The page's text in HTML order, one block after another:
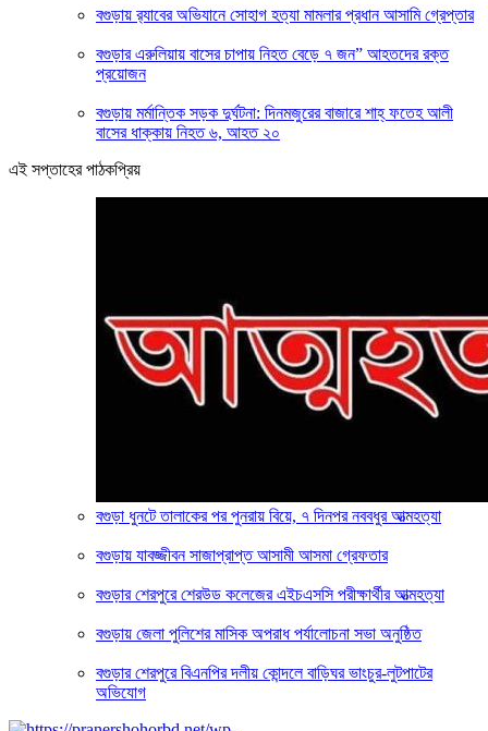
‎বগুড়ায় র‍্যাবের অভিযানে সোহাগ হত্যা মামলার প্রধান আসামি গ্রেপ্তার
বগুড়ার এরুলিয়ায় বাসের চাপায় নিহত বেড়ে ৭ জন” আহতদের রক্ত
প্রয়োজন
বগুড়ায় মর্মান্তিক সড়ক দুর্ঘটনা: দিনমজুরের বাজারে শাহ্ ফতেহ আলী
বাসের ধাক্কায় নিহত ৬, আহত ২০
এই সপ্তাহের পাঠকপ্রিয়
বগুড়া ধুনটে তালাকের পর পুনরায় বিয়ে, ৭ দিনপর নববধুর আত্মহত্যা
বগুড়ায় যাবজ্জীবন সাজাপ্রাপ্ত আসামী আসমা গ্রেফতার
বগুড়ার শেরপুরে শেরউড কলেজের এইচএসসি পরীক্ষার্থীর আত্মহত্যা
বগুড়ায় জেলা পুলিশের মাসিক অপরাধ পর্যালোচনা সভা অনুষ্ঠিত
বগুড়ার শেরপুরে বিএনপির দলীয় কোন্দলে বাড়িঘর ভাংচুর-লুটপাটের
অভিযোগ